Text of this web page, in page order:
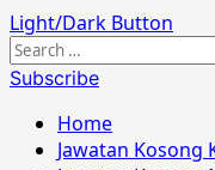
Primary
Menu
Light/Dark Button
Search
for:
Subscribe
Home
Jawatan Kosong